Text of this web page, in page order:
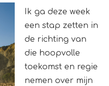
Ik ga deze week
een stap zetten in
de richting van
die hoopvolle
toekomst en regie
nemen over mijn